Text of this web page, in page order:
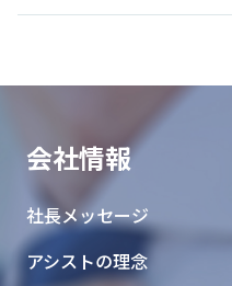
会社情報
社長メッセージ
アシストの理念